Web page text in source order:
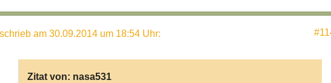
schrieb am 30.09.2014 um 18:54 Uhr:
Zitat von: nasa531